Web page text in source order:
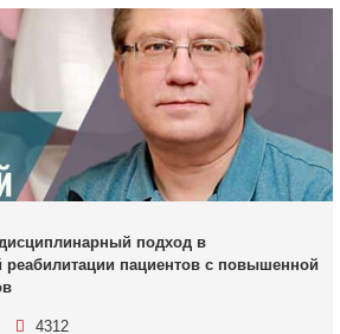
подход в
реабилитации пациентов с повышенной
4312